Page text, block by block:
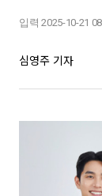
입력 2025-10-21
심영주 기자